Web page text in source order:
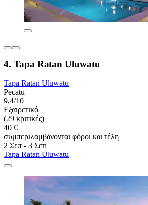
4. Tapa Ratan Uluwatu
Tapa Ratan Uluwatu
Pecatu
9,4/10
Εξαιρετικό
(29 κριτικές)
40 €
συμπεριλαμβάνονται φόροι και τέλη
2 Σεπ - 3 Σεπ
Tapa Ratan Uluwatu